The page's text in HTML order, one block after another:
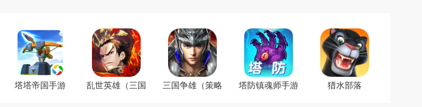
塔塔帝国手游
乱世英雄（三国
三国争雄（策略
塔防镇魂师手游 猎水部落